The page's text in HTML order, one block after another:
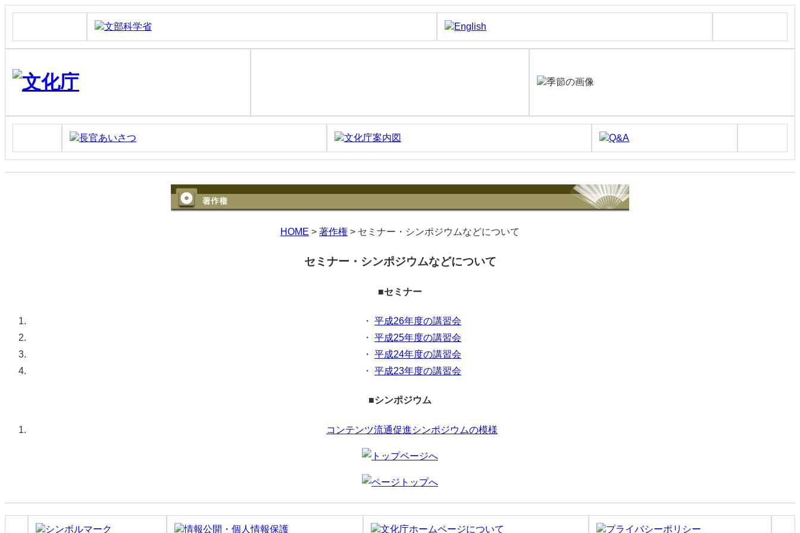
HOME > 著作権 > セミナー・シンポジウムなどについて
セミナー・シンポジウムなどについて
■セミナー
・ 平成26年度の講習会
・ 平成25年度の講習会
・ 平成24年度の講習会
・ 平成23年度の講習会
■シンポジウム
コンテンツ流通促進シンポジウムの模様